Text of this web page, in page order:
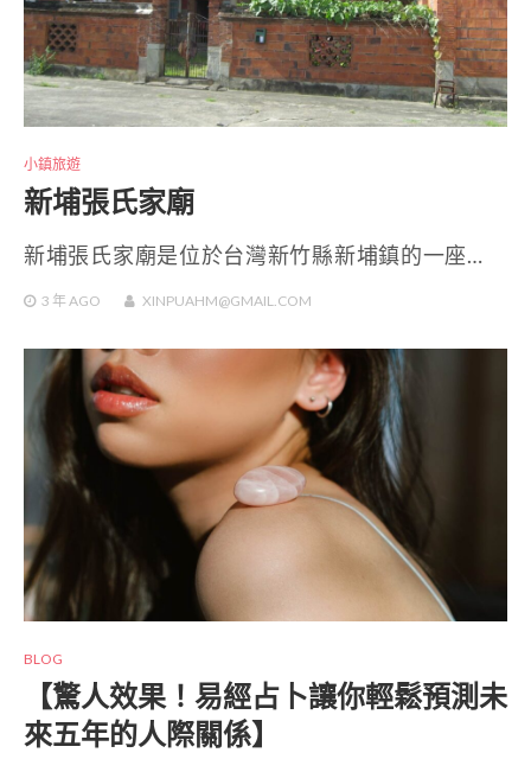
小鎮旅遊
新埔張氏家廟
新埔張氏家廟是位於台灣新竹縣新埔鎮的一座…
3 年AGO XINPUAHM@GMAIL.COM
BLOG
【驚人效果！易經占卜讓你輕鬆預測未
來五年的人際關係】